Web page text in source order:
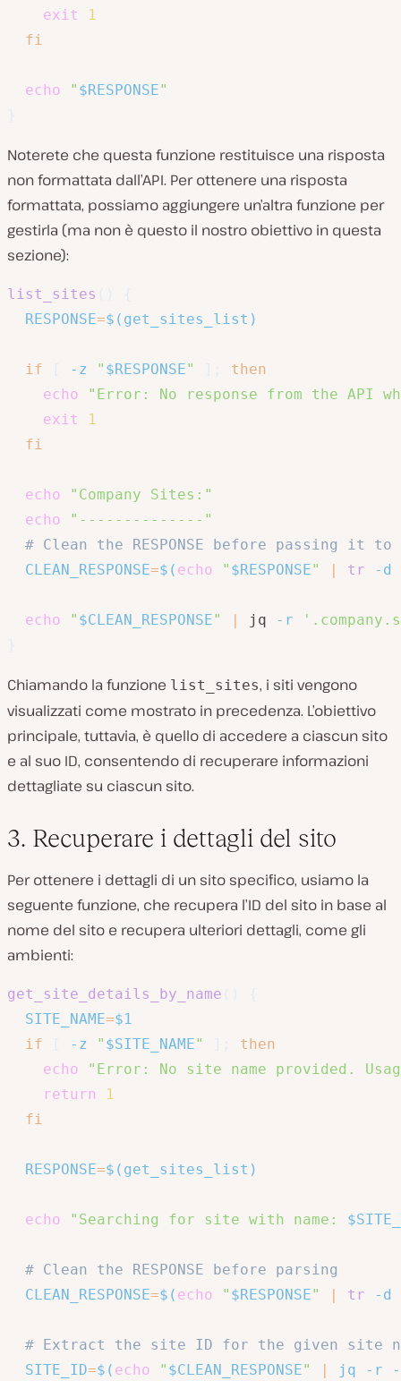
exit
1
fi
echo " $RESPONSE"
Noterete che questa funzione restituisce una risposta
non formattata dall’API. Per ottenere una risposta
formattata, possiamo aggiungere un’altra funzione per
gestirla (ma non è questo il nostro obiettivo in questa
sezione):
list_sites
RESPONSE=$( get_sites_list )
if -z " $RESPONSE"
then
echo
"Error: No response from the API
exit
1
fi
echo
"Company Sites:"
echo
"--------------"
# Clean the RESPONSE before passing it
CLEAN_RESPONSE=$( echo " $RESPONSE" | tr -d
echo " $CLEAN_RESPONSE" | jq -r
Chiamando la funzione list_sites, i siti vengono
visualizzati come mostrato in precedenza. L’obiettivo
principale, tuttavia, è quello di accedere a ciascun sito
e al suo ID, consentendo di recuperare informazioni
dettagliate su ciascun sito.
3. Recuperare i dettagli del sito
Per ottenere i dettagli di un sito specifico, usiamo la
seguente funzione, che recupera l’ID del sito in base al
nome del sito e recupera ulteriori dettagli, come gli
ambienti:
get_site_details_by_name
SITE_NAME=$1
if
-z " $SITE_NAME"
then
echo
"Error: No site name provided.
return
1
fi
RESPONSE=$( get_sites_list )
echo "Searching for site with name:
# Clean the RESPONSE before parsing
CLEAN_RESPONSE=$( echo " $RESPONSE" | tr -d
# Extract the site ID for the given site
SITE_ID=$( echo " $CLEAN_RESPONSE" | jq -r